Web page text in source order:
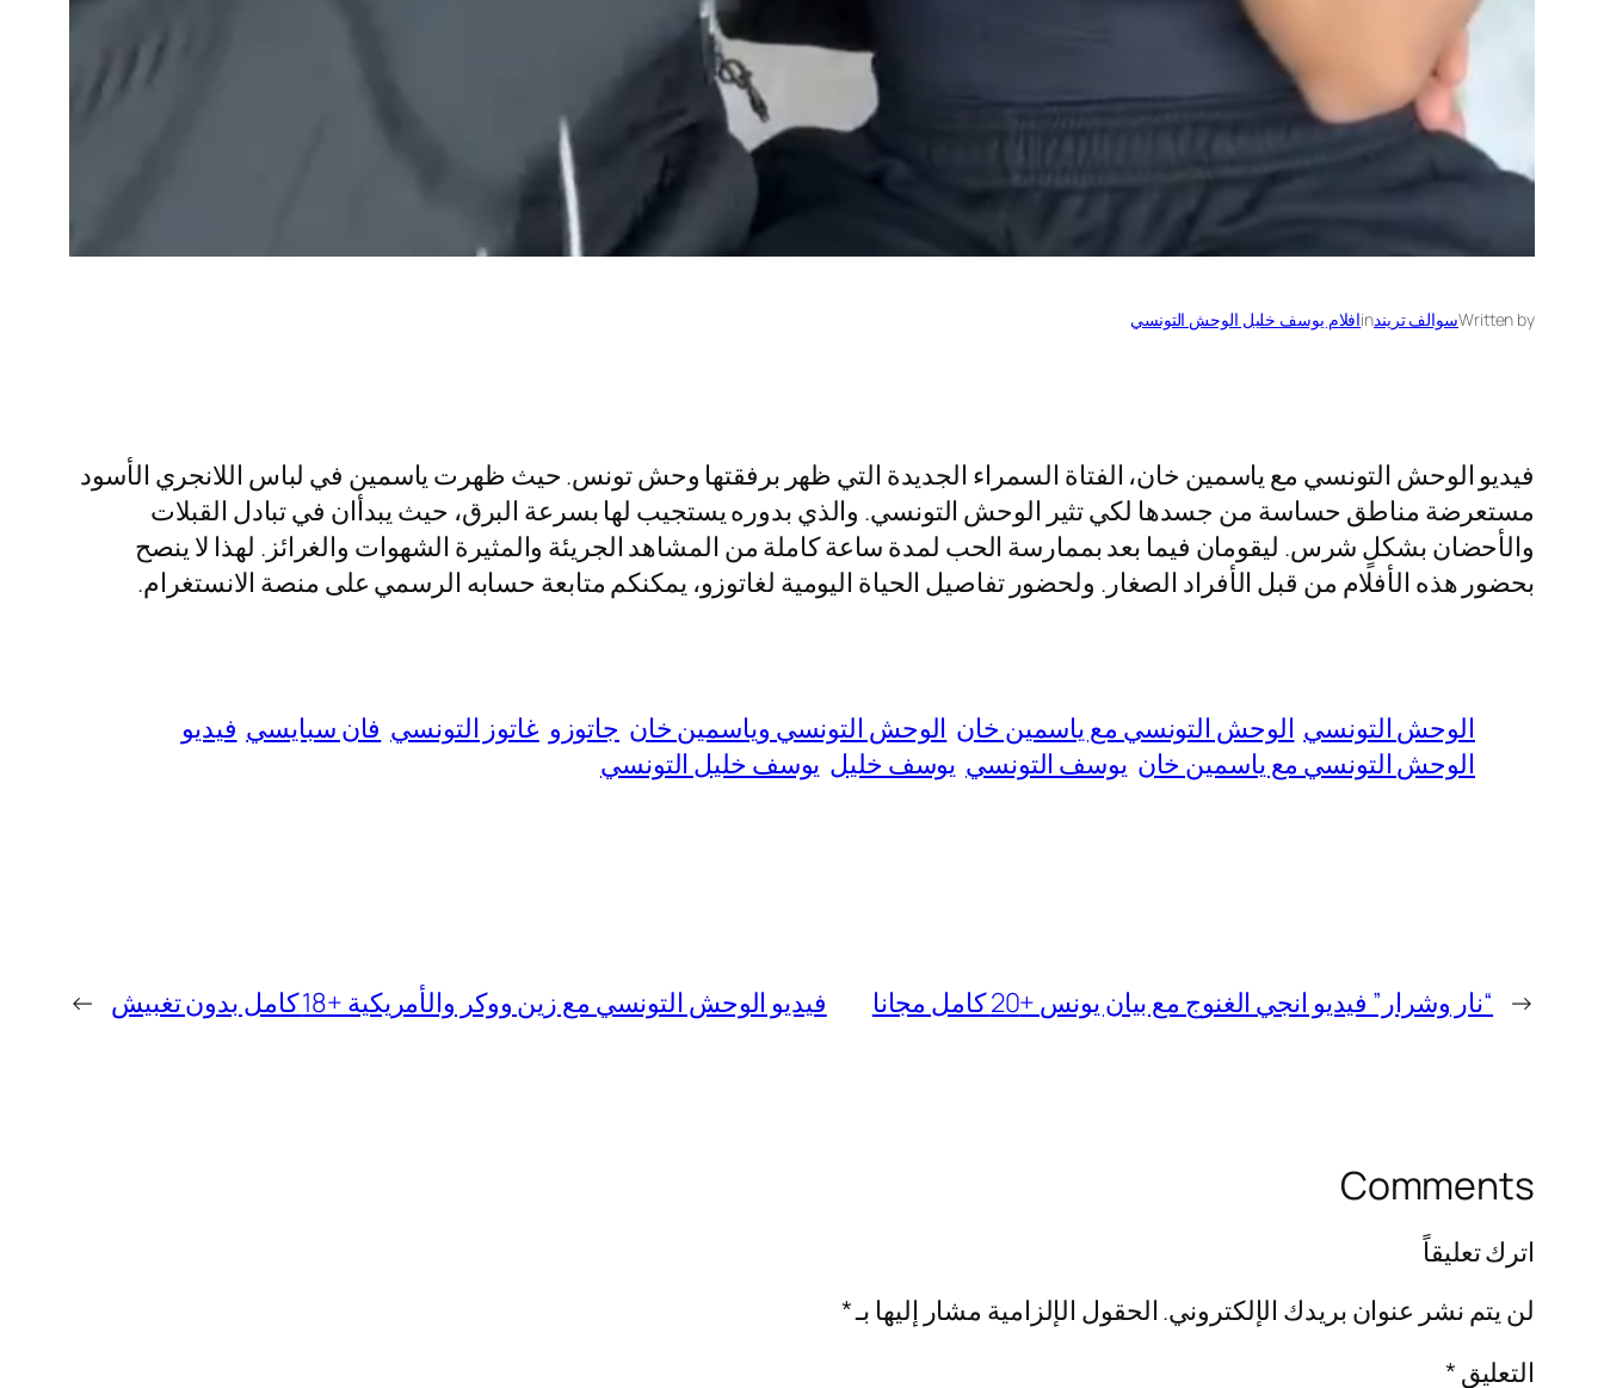
Written byسوالف تريندinافلام يوسف خليل الوحش التونسي
فيديو الوحش التونسي مع ياسمين خان، الفتاة السمراء الجديدة التي ظهر برفقتها وحش تونس. حيث ظهرت ياسمين في لباس اللانجري الأسود
مستعرضة مناطق حساسة من جسدها لكي تثير الوحش التونسي. والذي بدوره يستجيب لها بسرعة البرق، حيث يبدأان في تبادل القبلات
والأحضان بشكلٍ شرس. ليقومان فيما بعد بممارسة الحب لمدة ساعة كاملة من المشاهد الجريئة والمثيرة الشهوات والغرائز. لهذا لا ينصح
بحضور هذه الأفلام من قبل الأفراد الصغار. ولحضور تفاصيل الحياة اليومية لغاتوزو، يمكنكم متابعة حسابه الرسمي على منصة الانستغرام.
الوحش التونسي الوحش التونسي مع ياسمين خان الوحش التونسي وياسمين خان جاتوزو غاتوز التونسي فان سبايسي فيديو
الوحش التونسي مع ياسمين خان يوسف التونسي يوسف خليل يوسف خليل التونسي
← “نار وشرار” فيديو انجي الغنوج مع بيان يونس +20 كامل مجانا فيديو الوحش التونسي مع زين ووكر والأمريكية +18 كامل بدون تغبيش →
Comments
اترك تعليقاً
لن يتم نشر عنوان بريدك الإلكتروني. الحقول الإلزامية مشار إليها بـ*
التعليق *